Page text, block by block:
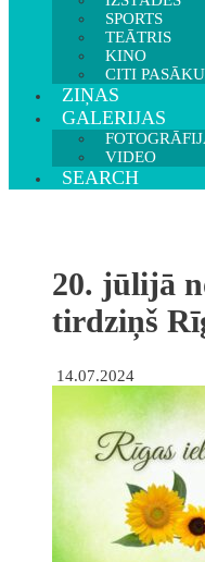
SPORTS
TEĀTRIS
KINO
CITI
ZIŅAS
GALERIJAS
VIDEO
SEARCH
20. jūlijā
tirdziņš
14.07.2024